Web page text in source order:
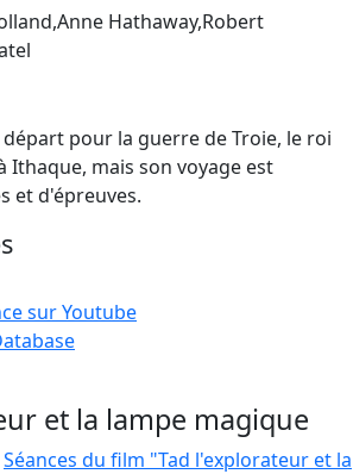
Hathaway,Robert
pour la guerre de Troie, le roi
Ithaque, mais son voyage est
et d'épreuves.
sur Youtube
et la lampe magique
Séances du film "Tad l'explorateur et la